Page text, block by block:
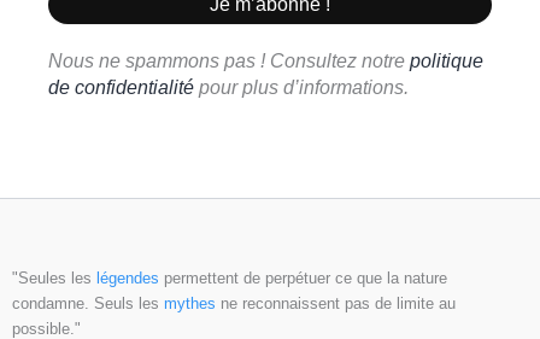
Nous ne spammons pas ! Consultez notre politique
de confidentialité pour plus d’informations.
"Seules les légendes permettent de perpétuer ce que la nature
condamne. Seuls les mythes ne reconnaissent pas de limite au
possible."